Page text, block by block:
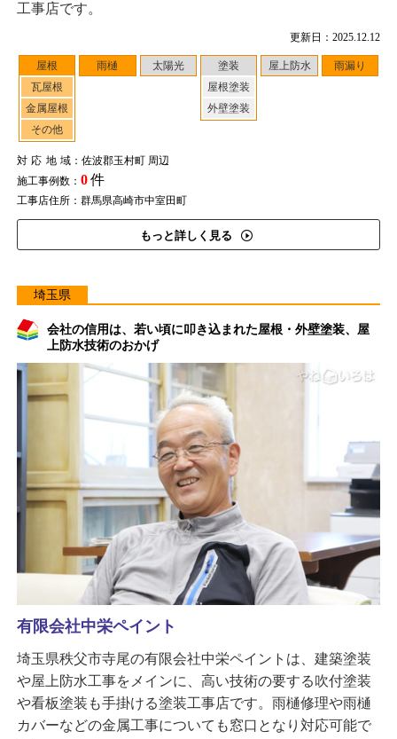
更新日：2025.12.12
屋根
瓦屋根
金属屋根
その他
雨樋 太陽光
塗装
屋根塗装
外壁塗装
屋上防水 雨漏り
対応地域：佐波郡玉村町 周辺
施工事例数： 0件
工事店住所：群馬県高崎市中室田町
もっと詳しく見る
工事店です。
埼玉県
会社の信用は、若い頃に叩き込まれた屋根・外壁塗装、屋
上防水技術のおかげ
有限会社中栄ペイント
埼玉県秩父市寺尾の有限会社中栄ペイントは、建築塗装
や屋上防水工事をメインに、高い技術の要する吹付塗装
や看板塗装も手掛ける塗装工事店です。雨樋修理や雨樋
カバーなどの金属工事についても窓口となり対応可能で